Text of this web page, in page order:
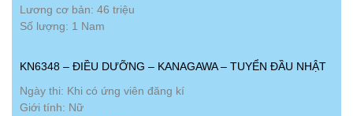
Lương cơ bản: 46 triệu
Số lượng: 1 Nam
KN6348 – ĐIỀU DƯỠNG – KANAGAWA – TUYỂN ĐẦU NHẬT
Ngày thi: Khi có ứng viên đăng kí
Giới tính: Nữ